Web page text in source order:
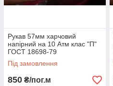
Рукав 57мм харчовий
напірний на 10 Атм клас "П"
ГОСТ 18698-79
Під замовлення
850 ₴/пог.м